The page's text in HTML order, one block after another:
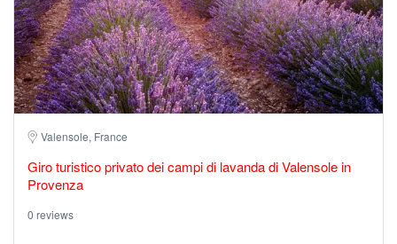
Valensole, France
Giro turistico privato dei campi di lavanda di Valensole in
Provenza
0 reviews